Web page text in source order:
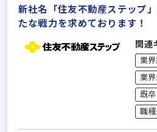
新社名「住友不動産ステップ
たな戦力を求めております！
関連
業
業
既
職